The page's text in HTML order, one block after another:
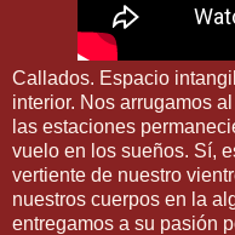
Callados. Espacio
interior. Nos arrugamos
las estaciones
vuelo en los sueños. Sí,
vertiente de nuestro
nuestros cuerpos en la
entregamos a su pasión